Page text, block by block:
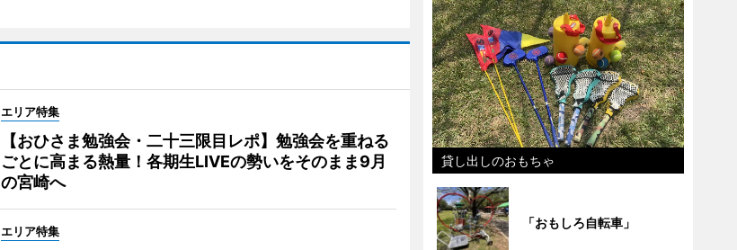
エリア特集
【おひさま勉強会・二十三限目レポ】勉強会を重ねる
ごとに高まる熱量！各期生LIVEの勢いをそのまま9月
の宮崎へ
エリア特集
貸し出しのおもちゃ
「おもしろ自転車」